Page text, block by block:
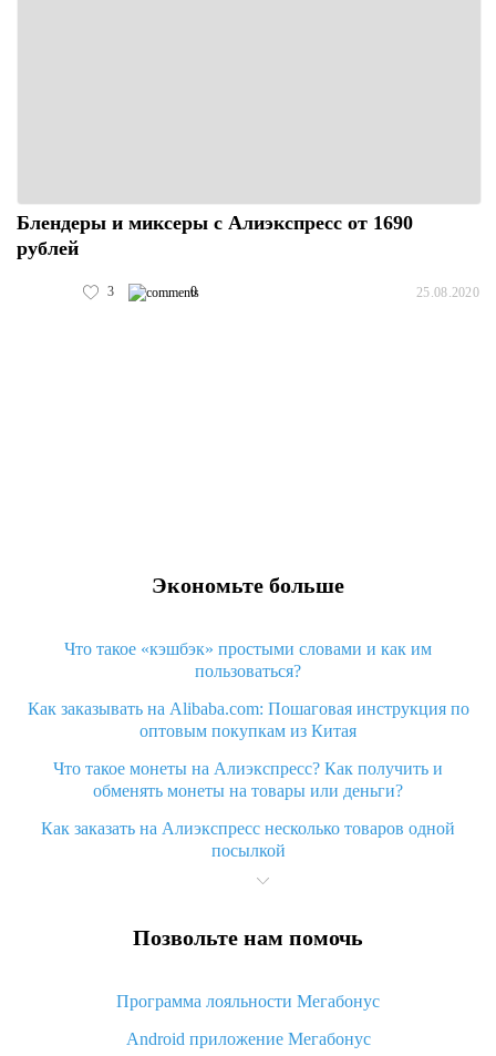
Блендеры и миксеры с Алиэкспресс от 1690
рублей
3 0 25.08.2020
Экономьте больше
Что такое «кэшбэк» простыми словами и как им
пользоваться?
Как заказывать на Alibaba.com: Пошаговая инструкция по
оптовым покупкам из Китая
Что такое монеты на Алиэкспресс? Как получить и
обменять монеты на товары или деньги?
Как заказать на Алиэкспресс несколько товаров одной
посылкой
Что значит статус «Заказ закрыт» на Алиэкспресс и что
Что делать, если Алиэкспресс просит ввести паспортные
Как узнать, куда пришла посылка с Алиэкспресс
Вы отменили заказ на Алиэкспресс, когда вернут деньги?
Позвольте нам помочь
Программа лояльности Мегабонус
Android приложение Мегабонус